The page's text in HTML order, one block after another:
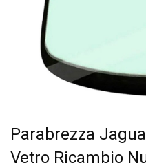
Parabrezza
Vetro Ricambio